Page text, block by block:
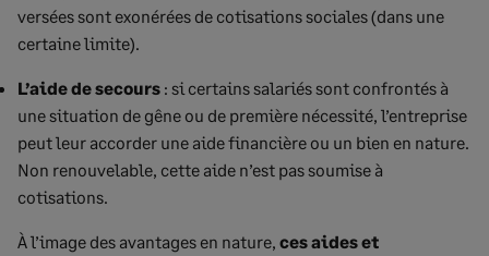
versées sont exonérées de cotisations sociales (dans une
certaine limite).
L’aide de secours : si certains salariés sont confrontés à
une situation de gêne ou de première nécessité, l’entreprise
peut leur accorder une aide financière ou un bien en nature.
Non renouvelable, cette aide n’est pas soumise à
cotisations.
À l’image des avantages en nature, ces aides et